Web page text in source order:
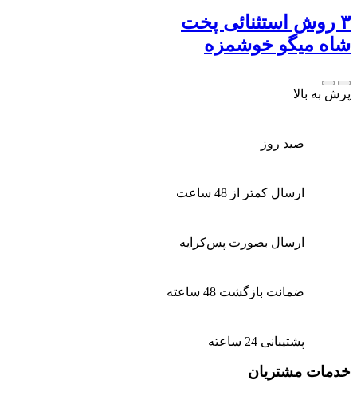
۳ روش استثنائی پخت
شاه میگو خوشمزه
پرش به بالا
صید روز
ارسال کمتر از 48 ساعت
ارسال بصورت پس‌کرایه
ضمانت بازگشت 48 ساعته
پشتیبانی 24 ساعته
خدمات مشتریان